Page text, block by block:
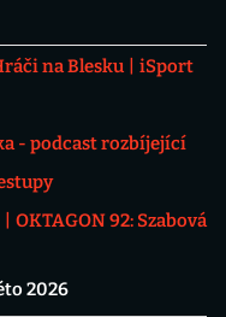
na Blesku
iSport
- podcast rozbíjející
OKTAGON 92: Szabová
2026